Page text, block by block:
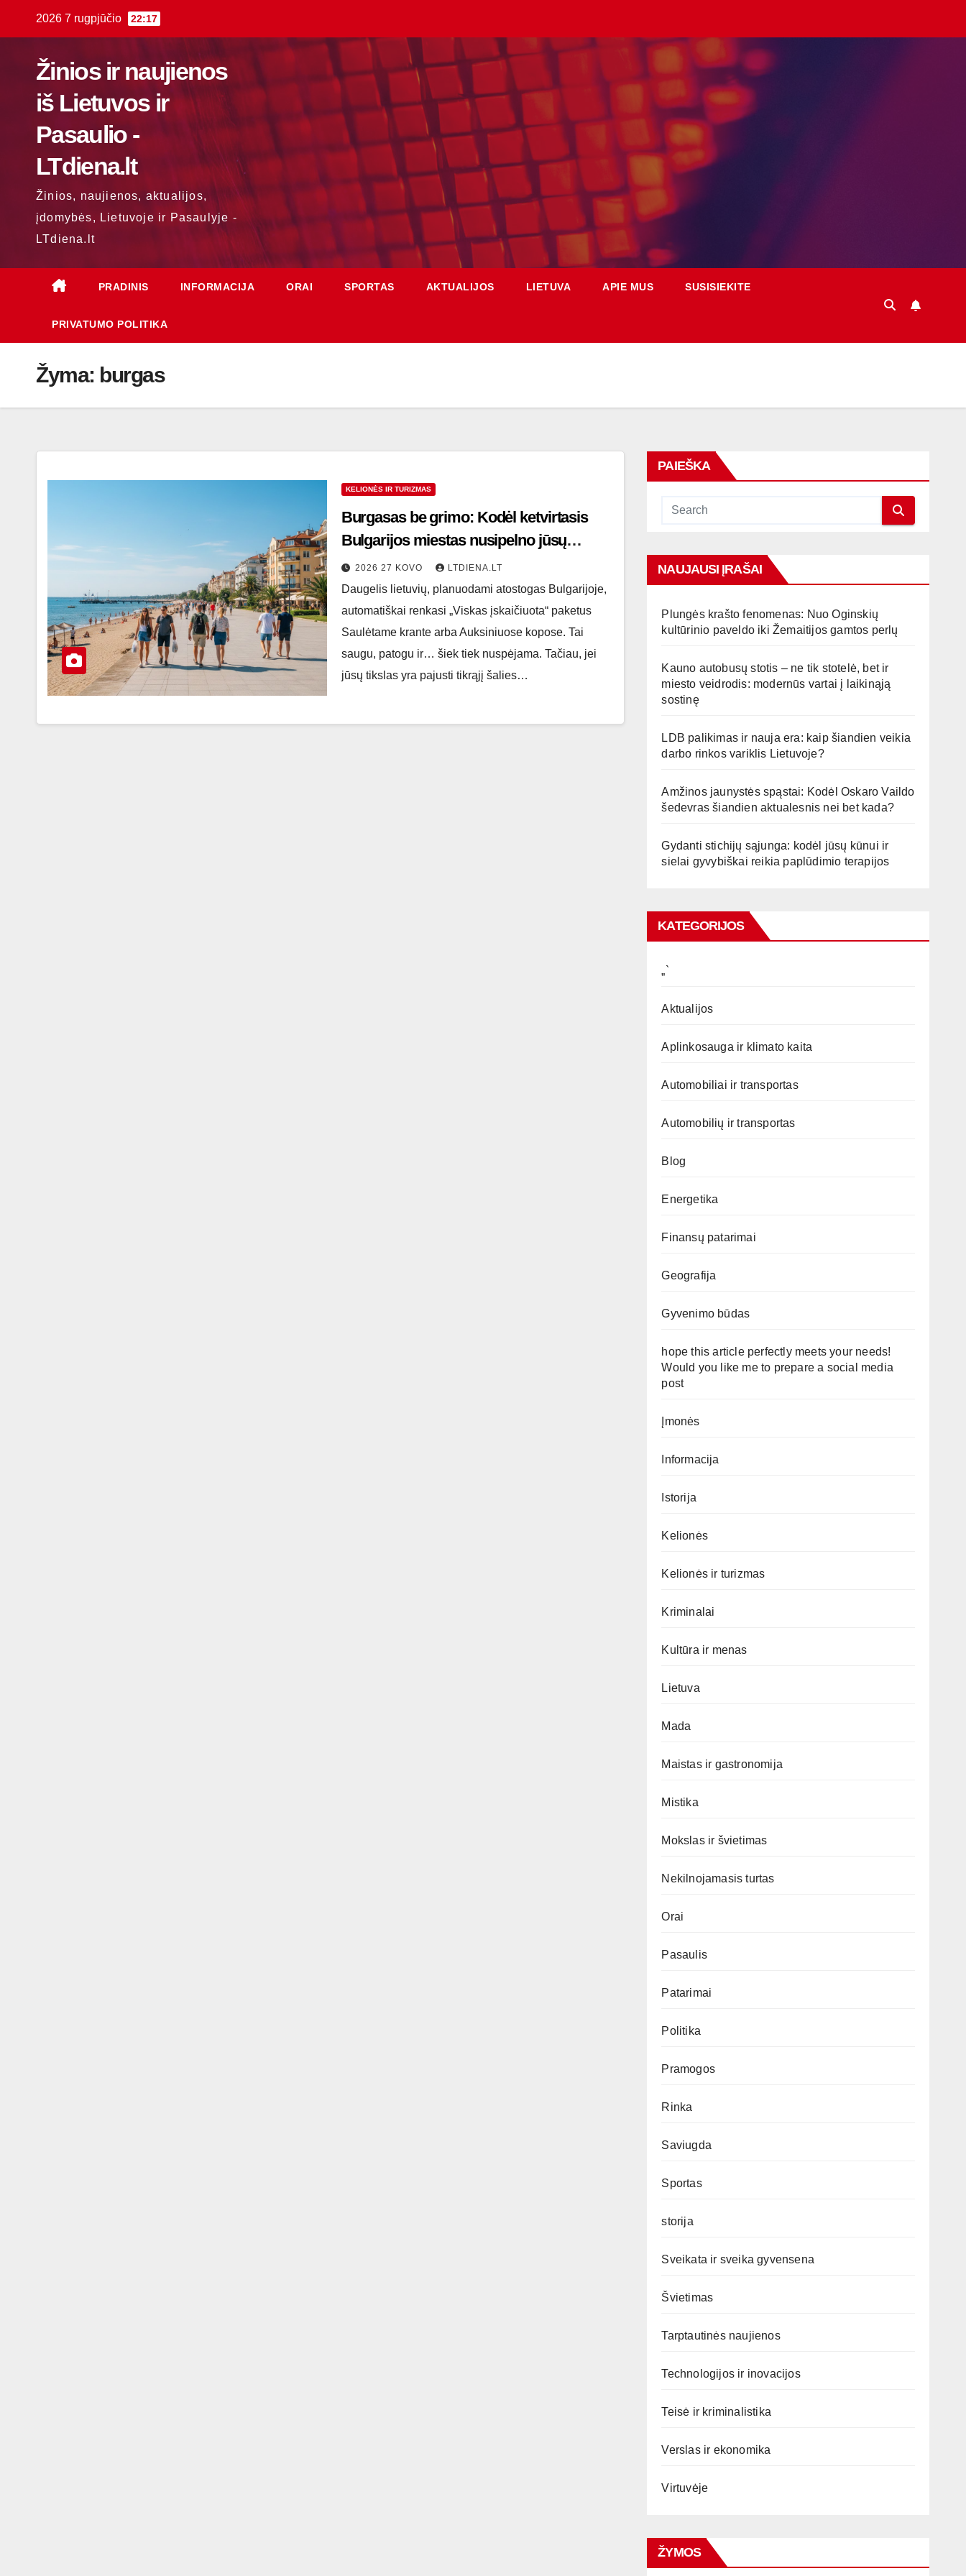
2026 7 rugpjūčio 22:17
Žinios ir naujienos
iš Lietuvos ir
Pasaulio -
LTdiena.lt
Žinios, naujienos, aktualijos,
įdomybės, Lietuvoje ir Pasaulyje -
LTdiena.lt
PRADINIS INFORMACIJA ORAI SPORTAS AKTUALIJOS LIETUVA APIE MUS SUSISIEKITE
PRIVATUMO POLITIKA
Žyma: burgas
KELIONĖS IR TURIZMAS
Burgasas be grimo: Kodėl ketvirtasis
Bulgarijos miestas nusipelno jūsų
vasaros
2026 27 KOVO LTDIENA.LT
Daugelis lietuvių, planuodami atostogas Bulgarijoje,
automatiškai renkasi „Viskas įskaičiuota“ paketus
Saulėtame krante arba Auksiniuose kopose. Tai
saugu, patogu ir… šiek tiek nuspėjama. Tačiau, jei
jūsų tikslas yra pajusti tikrąjį šalies…
PAIEŠKA
NAUJAUSI ĮRAŠAI
Plungės krašto fenomenas: Nuo Oginskių
kultūrinio paveldo iki Žemaitijos gamtos perlų
Kauno autobusų stotis – ne tik stotelė, bet ir
miesto veidrodis: modernūs vartai į laikinąją
sostinę
LDB palikimas ir nauja era: kaip šiandien veikia
darbo rinkos variklis Lietuvoje?
Amžinos jaunystės spąstai: Kodėl Oskaro Vaildo
šedevras šiandien aktualesnis nei bet kada?
Gydanti stichijų sąjunga: kodėl jūsų kūnui ir
sielai gyvybiškai reikia paplūdimio terapijos
KATEGORIJOS
„`
Aktualijos
Aplinkosauga ir klimato kaita
Automobiliai ir transportas
Automobilių ir transportas
Blog
Energetika
Finansų patarimai
Geografija
Gyvenimo būdas
hope this article perfectly meets your needs!
Would you like me to prepare a social media
post
Įmonės
Informacija
Istorija
Kelionės
Kelionės ir turizmas
Kriminalai
Kultūra ir menas
Lietuva
Mada
Maistas ir gastronomija
Mistika
Mokslas ir švietimas
Nekilnojamasis turtas
Orai
Pasaulis
Patarimai
Politika
Pramogos
Rinka
Saviugda
Sportas
storija
Sveikata ir sveika gyvensena
Švietimas
Tarptautinės naujienos
Technologijos ir inovacijos
Teisė ir kriminalistika
Verslas ir ekonomika
Virtuvėje
ŽYMOS